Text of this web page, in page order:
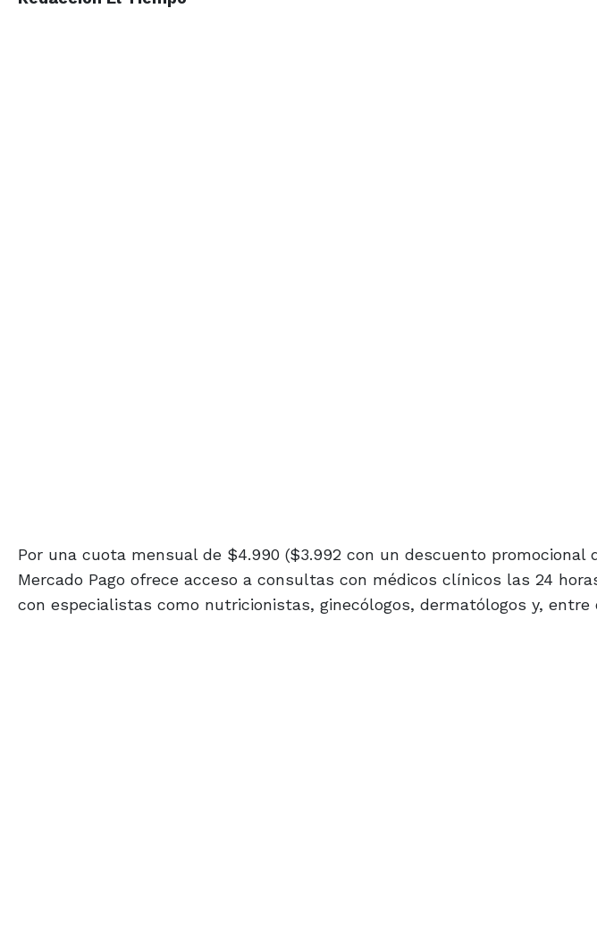
Por una cuota mensual de $4.990 ($3.992 con un descuento promocional
Mercado Pago ofrece acceso a consultas con médicos clínicos las 24
con especialistas como nutricionistas, ginecólogos, dermatólogos y, entre